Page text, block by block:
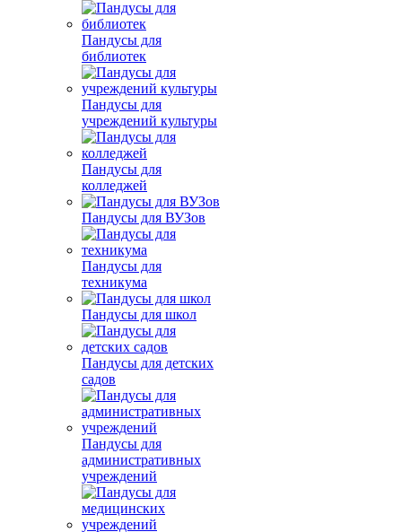
Пандусы для
библиотек
Пандусы для
учреждений культуры
Пандусы для
колледжей
Пандусы для ВУЗов
Пандусы для
техникума
Пандусы для школ
Пандусы для детских
садов
Пандусы для
административных
учреждений